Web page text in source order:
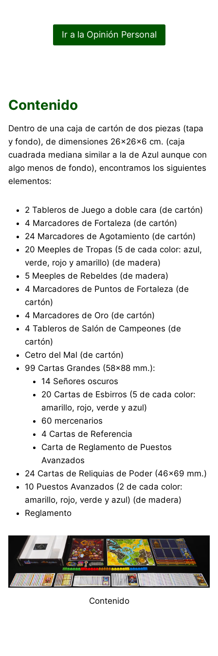
Ir a la Opinión Personal
Contenido
Dentro de una caja de cartón de dos piezas (tapa
y fondo), de dimensiones 26×26×6 cm. (caja
cuadrada mediana similar a la de Azul aunque con
algo menos de fondo), encontramos los siguientes
elementos:
2 Tableros de Juego a doble cara (de cartón)
4 Marcadores de Fortaleza (de cartón)
24 Marcadores de Agotamiento (de cartón)
20 Meeples de Tropas (5 de cada color: azul,
verde, rojo y amarillo) (de madera)
5 Meeples de Rebeldes (de madera)
4 Marcadores de Puntos de Fortaleza (de
cartón)
4 Marcadores de Oro (de cartón)
4 Tableros de Salón de Campeones (de
cartón)
Cetro del Mal (de cartón)
99 Cartas Grandes (58×88 mm.):
14 Señores oscuros
20 Cartas de Esbirros (5 de cada color:
amarillo, rojo, verde y azul)
60 mercenarios
4 Cartas de Referencia
Carta de Reglamento de Puestos
Avanzados
24 Cartas de Reliquias de Poder (46×69 mm.)
10 Puestos Avanzados (2 de cada color:
amarillo, rojo, verde y azul) (de madera)
Reglamento
Contenido